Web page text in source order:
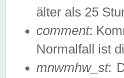
älter als 25
comment:
Normalfall ist
mnwmhw_st: